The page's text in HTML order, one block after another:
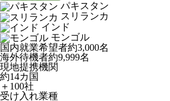
パキスタン
スリランカ
インド
モンゴル
国内就業希望者約3,000名
海外待機者約9,999名
現地提携機関
約14カ国
＋100社
受け入れ業種